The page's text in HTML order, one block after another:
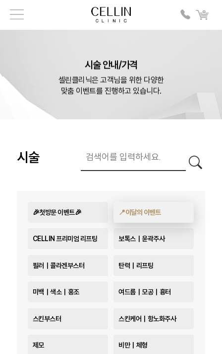
시술 안내/가격
셀린클리닉은 고객님을 위한 다양한
맞춤 이벤트를 진행하고 있습니다.
시술
🎉첫방문 이벤트🎉 📍이달의 이벤트
CELLIN 프리미엄 리프팅 보톡스｜윤곽주사
필러｜콜라겐부스터 탄력｜리프팅
미백｜색소｜홍조 여드름｜모공｜흉터
스킨부스터 스킨케어｜항노화주사
제모 비만｜체형